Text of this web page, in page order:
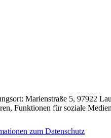
Marienstraße 5, 97922
Funktionen für soziale
zum Datenschutz